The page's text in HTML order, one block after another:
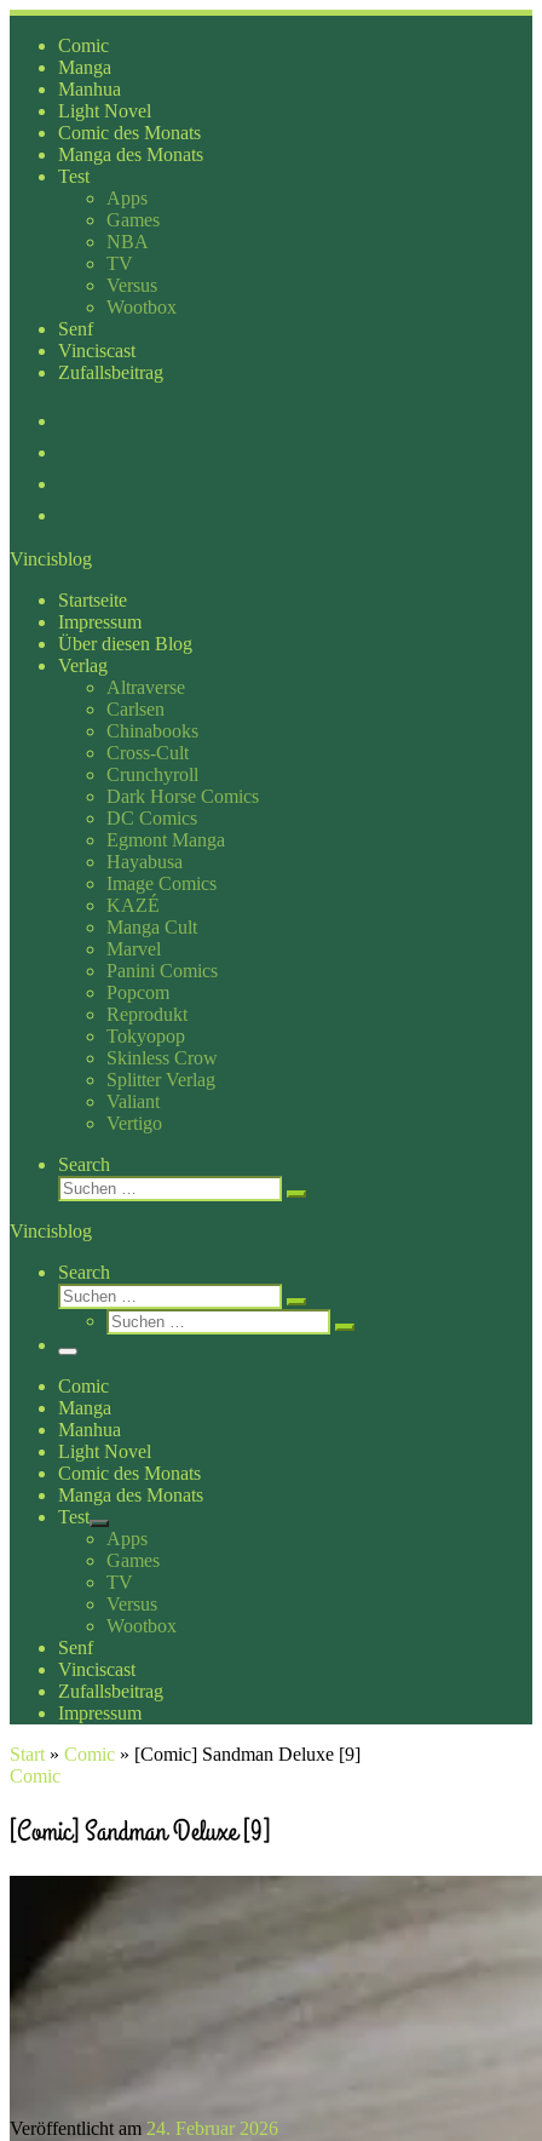
Zum
Inhalt
springen
Comic
Manga
Manhua
Light Novel
Comic des Monats
Manga des Monats
Test
Apps
Games
NBA
TV
Versus
Wootbox
Senf
Vinciscast
Zufallsbeitrag
Vincisblog
Startseite
Impressum
Über diesen Blog
Verlag
Altraverse
Carlsen
Chinabooks
Cross-Cult
Crunchyroll
Dark Horse Comics
DC Comics
Egmont Manga
Hayabusa
Image Comics
KAZÉ
Manga Cult
Marvel
Panini Comics
Popcom
Reprodukt
Tokyopop
Skinless Crow
Splitter Verlag
Valiant
Vertigo
Search
Suche
Suchen …
Vincisblog
Search
Suche
Suchen …
Suche
Suchen …
Menü
Comic
Manga
Manhua
Light Novel
Comic des Monats
Manga des Monats
Test
Apps
Games
TV
Versus
Wootbox
Senf
Vinciscast
Zufallsbeitrag
Impressum
Start » Comic » [Comic] Sandman Deluxe [9]
Comic
[Comic] Sandman Deluxe [9]
Veröffentlicht am 24. Februar 2026